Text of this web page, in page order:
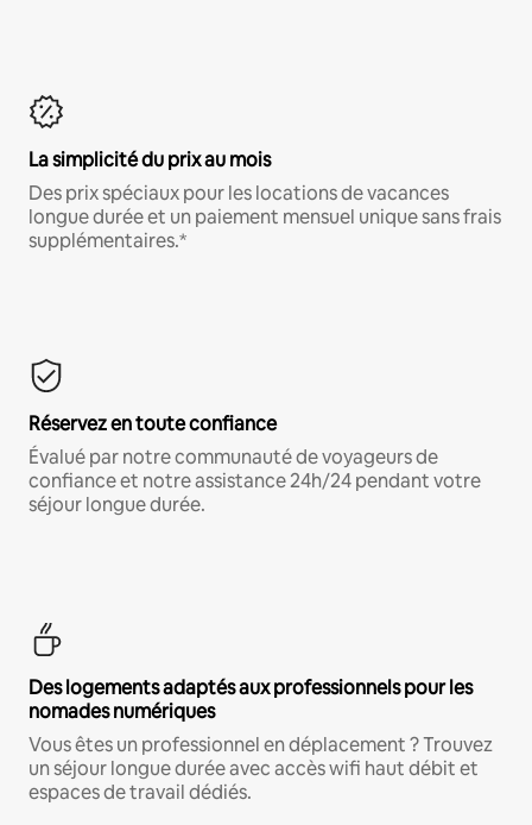
La simplicité du prix au mois
Des prix spéciaux pour les locations de vacances
longue durée et un paiement mensuel unique sans frais
supplémentaires.*
Réservez en toute confiance
Évalué par notre communauté de voyageurs de
confiance et notre assistance 24h/24 pendant votre
séjour longue durée.
Des logements adaptés aux professionnels pour les
nomades numériques
Vous êtes un professionnel en déplacement ? Trouvez
un séjour longue durée avec accès wifi haut débit et
espaces de travail dédiés.